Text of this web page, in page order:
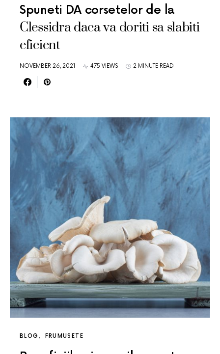
Spuneti DA corsetelor de la
Clessidra daca va doriti sa slabiti
eficient
NOVEMBER 26, 2021 475 VIEWS 2 MINUTE READ
BLOG FRUMUSETE